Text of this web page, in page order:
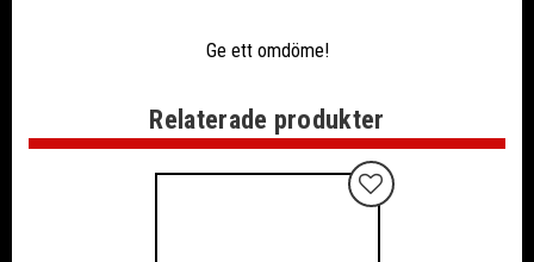
Ge ett omdöme!
Relaterade produkter
Lägg till i favoriter